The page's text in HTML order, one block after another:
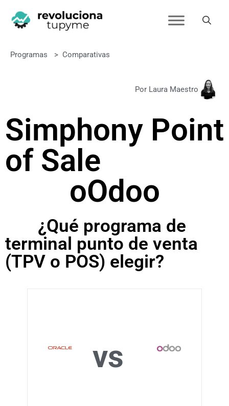
Programas > Comparativas
Por Laura Maestro
Simphony Point
of Sale
oOdoo
¿Qué programa de
terminal punto de venta
(TPV o POS) elegir?
vs